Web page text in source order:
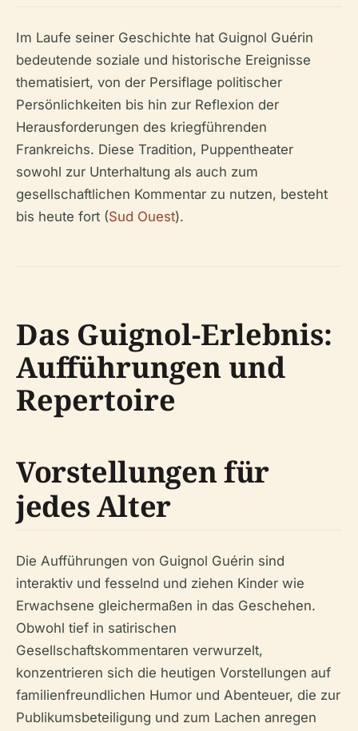
Im Laufe seiner Geschichte hat Guignol Guérin
bedeutende soziale und historische Ereignisse
thematisiert, von der Persiflage politischer
Persönlichkeiten bis hin zur Reflexion der
Herausforderungen des kriegführenden
Frankreichs. Diese Tradition, Puppentheater
sowohl zur Unterhaltung als auch zum
gesellschaftlichen Kommentar zu nutzen, besteht
bis heute fort (Sud Ouest).
Das Guignol-Erlebnis:
Aufführungen und
Repertoire
Vorstellungen für
jedes Alter
Die Aufführungen von Guignol Guérin sind
interaktiv und fesselnd und ziehen Kinder wie
Erwachsene gleichermaßen in das Geschehen.
Obwohl tief in satirischen
Gesellschaftskommentaren verwurzelt,
konzentrieren sich die heutigen Vorstellungen auf
familienfreundlichen Humor und Abenteuer, die zur
Publikumsbeteiligung und zum Lachen anregen